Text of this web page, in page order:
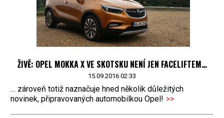
ŽIVĚ: OPEL MOKKA X VE SKOTSKU NENÍ JEN FACELIFTEM…
15.09.2016 02:33
… zároveň totiž naznačuje hned několik důležitých
novinek, připravovaných automobilkou Opel! >>